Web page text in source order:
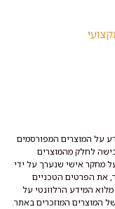
על המוצרים המפורסמים
לחלק מהמוצרים
מחקר אישי שנערך על ידי
את הפרטים הטכניים
המידע הרלוונטי על
המוצרים המוזכרים באתר.